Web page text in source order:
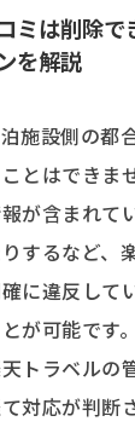
ミは削除
を解説
施設側の都
とはできま
が含まれて
するなど、
に違反して
が可能です。
トラベルの
対応が判断